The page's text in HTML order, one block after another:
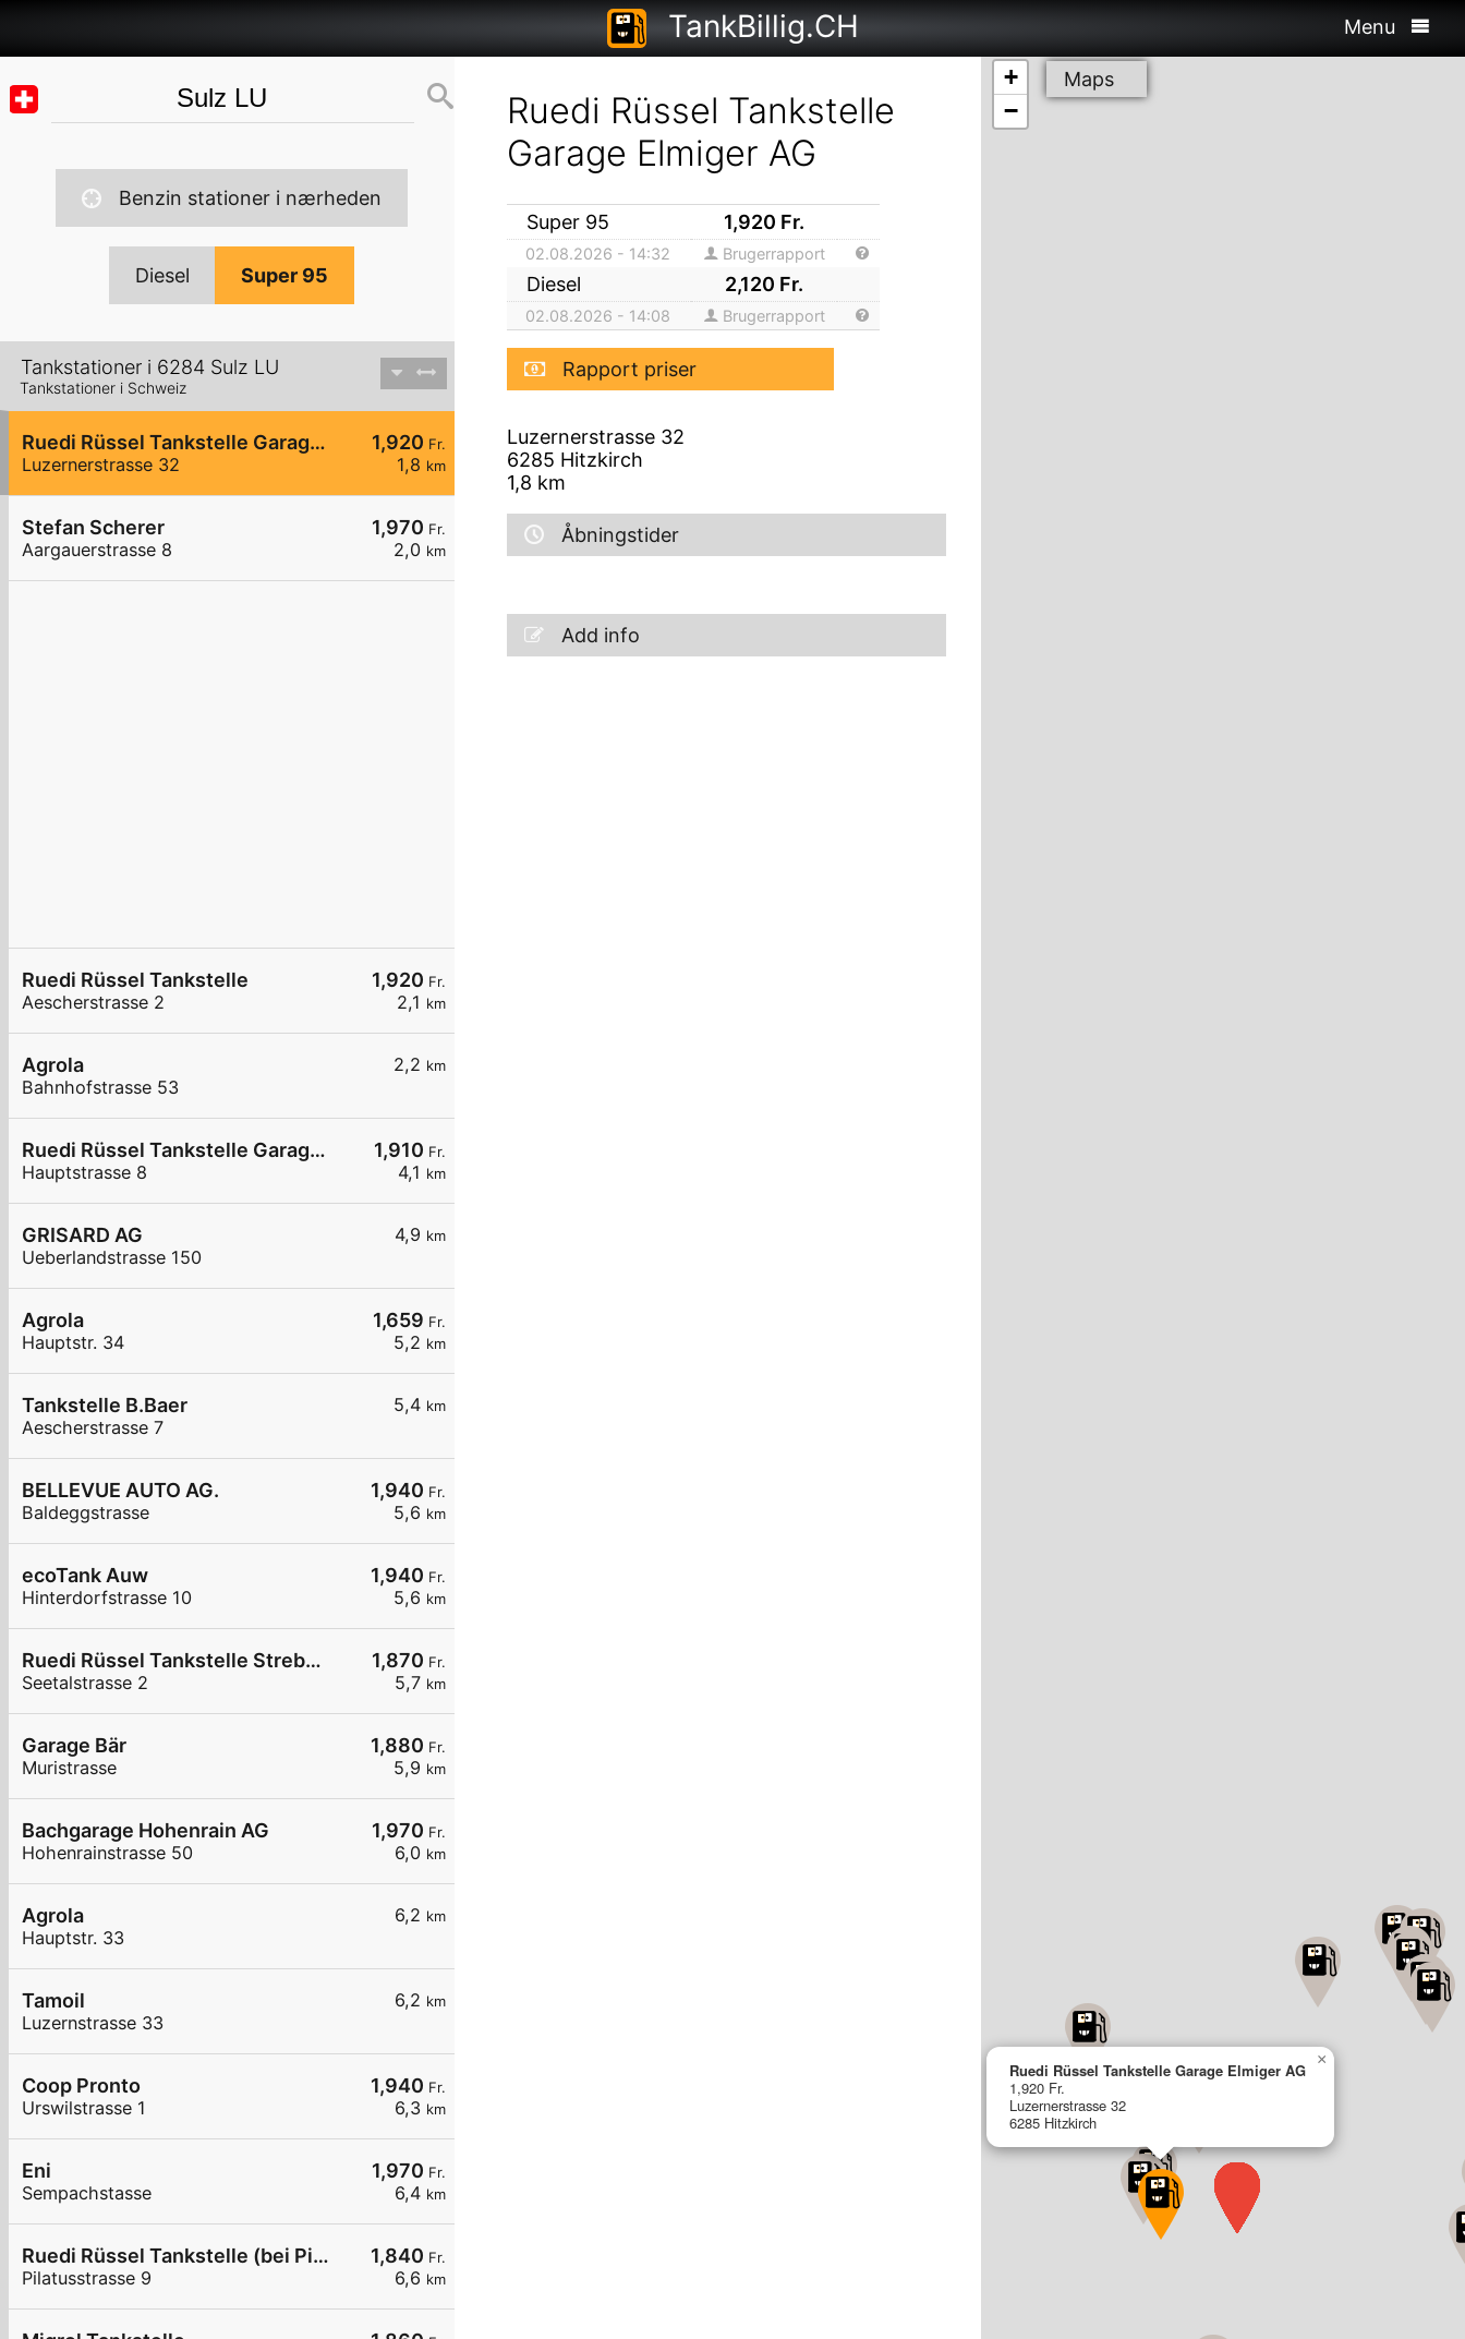
TankBillig.CH Menu
Benzin stationer i nærheden
Diesel Super 95
Tankstationer i 6284 Sulz LU
Tankstationer i Schweiz
1,920 Fr.
1,8 km
Ruedi Rüssel Tankstelle Garage Elmiger AG
Luzernerstrasse 32
1,970 Fr.
2,0 km
Stefan Scherer
Aargauerstrasse 8
1,920 Fr.
2,1 km
Ruedi Rüssel Tankstelle
Aescherstrasse 2
2,2 km
Agrola
Bahnhofstrasse 53
1,910 Fr.
4,1 km
Ruedi Rüssel Tankstelle Garage Fischer AG Baldegg
Hauptstrasse 8
4,9 km
GRISARD AG
Ueberlandstrasse 150
1,659 Fr.
5,2 km
Agrola
Hauptstr. 34
5,4 km
Tankstelle B.Baer
Aescherstrasse 7
1,940 Fr.
5,6 km
BELLEVUE AUTO AG.
Baldeggstrasse
1,940 Fr.
5,6 km
ecoTank Auw
Hinterdorfstrasse 10
1,870 Fr.
5,7 km
Ruedi Rüssel Tankstelle Strebel Traktoren AG
Seetalstrasse 2
1,880 Fr.
5,9 km
Garage Bär
Muristrasse
1,970 Fr.
6,0 km
Bachgarage Hohenrain AG
Hohenrainstrasse 50
6,2 km
Agrola
Hauptstr. 33
6,2 km
Tamoil
Luzernstrasse 33
1,940 Fr.
6,3 km
Coop Pronto
Urswilstrasse 1
1,970 Fr.
6,4 km
Eni
Sempachstasse
1,840 Fr.
6,6 km
Ruedi Rüssel Tankstelle (bei Pius Weiss und Co. AG)
Pilatusstrasse 9
Ruedi Rüssel Tankstelle
Garage Elmiger AG
Super 95 1,920 Fr.
02.08.2026 - 14:32 Brugerrapport
Diesel 2,120 Fr.
02.08.2026 - 14:08 Brugerrapport
Rapport priser
Luzernerstrasse 32
6285 Hitzkirch
1,8 km
Åbningstider
Add info
Ruedi Rüssel Tankstelle Garage Elmiger AG
1,920 Fr.
Luzernerstrasse 32
6285 Hitzkirch
×
+
−
Maps